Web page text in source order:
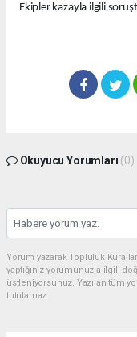
Ekipler kazayla ilgili
Okuyucu Yorumları (0)
Yorum yazarak Topluluk
yaptığınız yorumunuzla ilgili
üstleniyorsunuz. Yazılan tüm
tutulamaz.